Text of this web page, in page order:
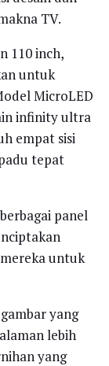
TV.
110 inch,
untuk
MicroLED
infinity ultra
empat sisi
tepat
panel
untuk
yang
lebih
yang